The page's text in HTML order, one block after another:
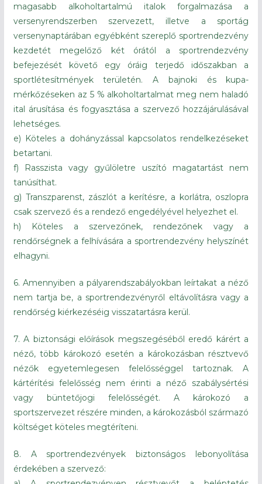
magasabb alkoholtartalmú italok forgalmazása a
versenyrendszerben szervezett, illetve a sportág
versenynaptárában egyébként szereplő sportrendezvény
kezdetét megelőző két órától a sportrendezvény
befejezését követő egy óráig terjedő időszakban a
sportlétesítmények területén. A bajnoki és kupa-
mérkőzéseken az 5 % alkoholtartalmat meg nem haladó
ital árusítása és fogyasztása a szervező hozzájárulásával
lehetséges.
e) Köteles a dohányzással kapcsolatos rendelkezéseket
betartani.
f) Rasszista vagy gyűlöletre uszító magatartást nem
tanúsíthat.
g) Transzparenst, zászlót a kerítésre, a korlátra, oszlopra
csak szervező és a rendező engedélyével helyezhet el.
h) Köteles a szervezőnek, rendezőnek vagy a
rendőrségnek a felhívására a sportrendezvény helyszínét
elhagyni.
6. Amennyiben a pályarendszabályokban leírtakat a néző
nem tartja be, a sportrendezvényről eltávolításra vagy a
rendőrség kiérkezéséig visszatartásra kerül.
7. A biztonsági előírások megszegéséből eredő kárért a
néző, több károkozó esetén a károkozásban résztvevő
nézők egyetemlegesen felelősséggel tartoznak. A
kártérítési felelősség nem érinti a néző szabálysértési
vagy büntetőjogi felelősségét. A károkozó a
sportszervezet részére minden, a károkozásból származó
költséget köteles megtéríteni.
8. A sportrendezvények biztonságos lebonyolítása
érdekében a szervező: